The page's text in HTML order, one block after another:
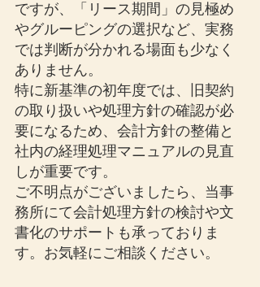
ですが、「リース期間」の見極め
やグルーピングの選択など、実務
では判断が分かれる場面も少なく
ありません。
特に新基準の初年度では、旧契約
の取り扱いや処理方針の確認が必
要になるため、会計方針の整備と
社内の経理処理マニュアルの見直
しが重要です。
ご不明点がございましたら、当事
務所にて会計処理方針の検討や文
書化のサポートも承っておりま
す。お気軽にご相談ください。